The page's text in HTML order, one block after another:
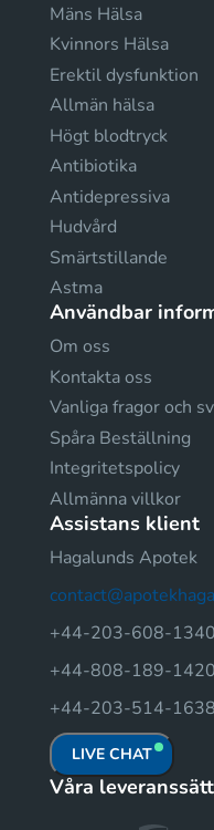
Mäns Hälsa
Kvinnors Hälsa
Erektil dysfunktion
Allmän hälsa
Högt blodtryck
Antibiotika
Antidepressiva
Hudvård
Smärtstillande
Astma
Användbar
Om oss
Kontakta oss
Vanliga fragor och
Spåra Beställning
Integritetspolicy
Allmänna villkor
Assistans klient
Hagalunds Apotek
+44-203-608-1340
+44-808-189-1420
+44-203-514-1638
LIVE CHAT
Våra leveranssätt